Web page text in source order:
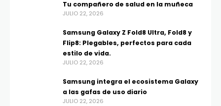
Tu compañero de salud en la muñeca
JULIO 22, 2026
Samsung Galaxy Z Fold8 Ultra, Fold8 y
Flip8: Plegables, perfectos para cada
estilo de vida.
JULIO 22, 2026
Samsung integra el ecosistema Galaxy
a las gafas de uso diario
JULIO 22, 2026